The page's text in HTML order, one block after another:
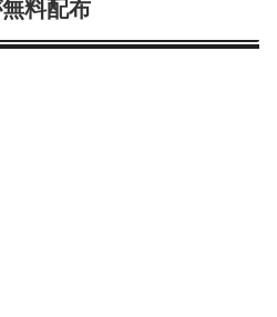
料配布